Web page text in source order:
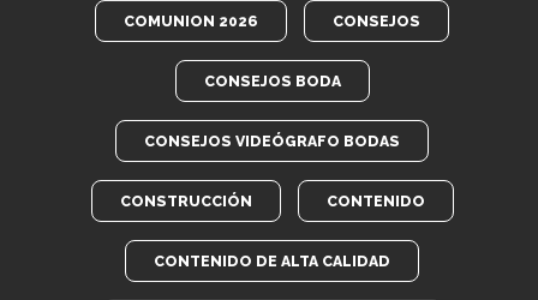
COMUNION 2026 CONSEJOS
CONSEJOS BODA
CONSEJOS VIDEÓGRAFO BODAS
CONSTRUCCIÓN CONTENIDO
CONTENIDO DE ALTA CALIDAD